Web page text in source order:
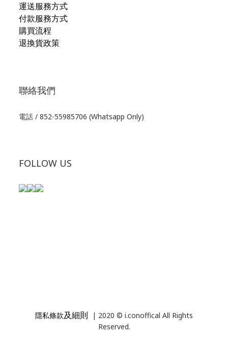
運送服務方式
付款服務方式
購買流程
退換貨政策
聯絡我們
電話 / 852-55985706 (Whatsapp Only)
FOLLOW US
隱私條款及細則
| 2020 © i.conoffical All Rights
Reserved.